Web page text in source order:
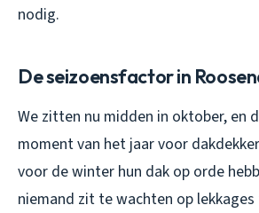
nodig.
De seizoensfactor in
We zitten nu midden in oktober, en
moment van het jaar voor
voor de winter hun dak op orde
niemand zit te wachten op